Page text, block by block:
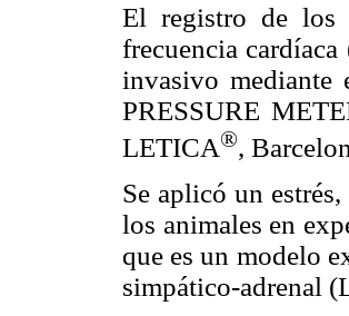
El registro de los
frecuencia
invasivo
PRESSURE
LETICA®,
Se aplicó un
los animales en
que es un modelo
simpático-adrenal